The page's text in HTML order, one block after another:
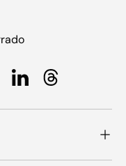
LinkedInThreads